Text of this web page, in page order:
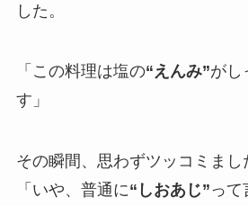
した。
「この料理は塩の“えんみ”がし
す」
その瞬間、思わずツッコミまし
「いや、普通に“しおあじ”って